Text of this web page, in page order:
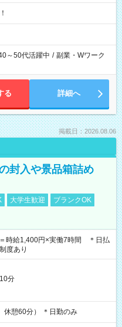
～50代活躍中 / 副業・Wワーク
る 詳細へ
掲載日：2026.08.06
封入や景品箱詰め
大学生歓迎
ブランクOK
時給1,400円×実働7時間 ＊日払
度あり
分
休憩60分） ＊日勤のみ